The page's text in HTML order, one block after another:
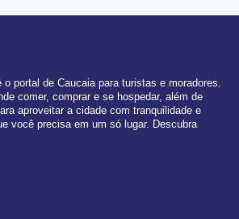
o portal de Caucaia para turistas e moradores.
comer, comprar e se hospedar, além de
aproveitar a cidade com tranquilidade e
você precisa em um só lugar. Descubra